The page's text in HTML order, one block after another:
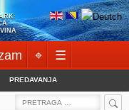
⌖ ☰
PREDAVANJA
Search